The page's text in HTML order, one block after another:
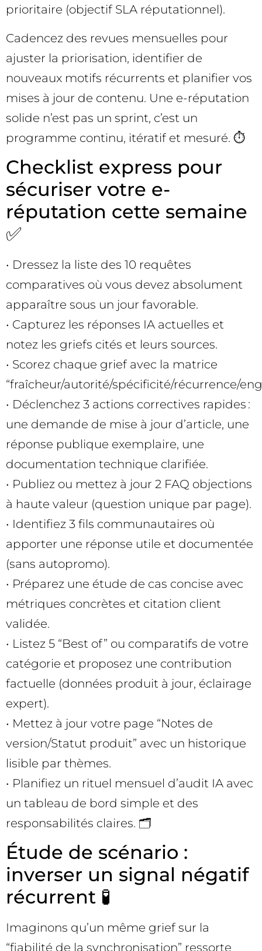
prioritaire (objectif SLA réputationnel).
Cadencez des revues mensuelles pour
ajuster la priorisation, identifier de
nouveaux motifs récurrents et planifier vos
mises à jour de contenu. Une e-réputation
solide n’est pas un sprint, c’est un
programme continu, itératif et mesuré. ⏱️
Checklist express pour
sécuriser votre e-
réputation cette semaine
✅
• Dressez la liste des 10 requêtes
comparatives où vous devez absolument
apparaître sous un jour favorable.
• Capturez les réponses IA actuelles et
notez les griefs cités et leurs sources.
• Scorez chaque grief avec la matrice
“fraîcheur/autorité/spécificité/récurrence/
• Déclenchez 3 actions correctives rapides :
une demande de mise à jour d’article, une
réponse publique exemplaire, une
documentation technique clarifiée.
• Publiez ou mettez à jour 2 FAQ objections
à haute valeur (question unique par page).
• Identifiez 3 fils communautaires où
apporter une réponse utile et documentée
(sans autopromo).
• Préparez une étude de cas concise avec
métriques concrètes et citation client
validée.
• Listez 5 “Best of” ou comparatifs de votre
catégorie et proposez une contribution
factuelle (données produit à jour, éclairage
expert).
• Mettez à jour votre page “Notes de
version/Statut produit” avec un historique
lisible par thèmes.
• Planifiez un rituel mensuel d’audit IA avec
un tableau de bord simple et des
responsabilités claires. 🗂️
Étude de scénario :
inverser un signal négatif
récurrent 🧪
Imaginons qu’un même grief sur la
“fiabilité de la synchronisation” ressorte